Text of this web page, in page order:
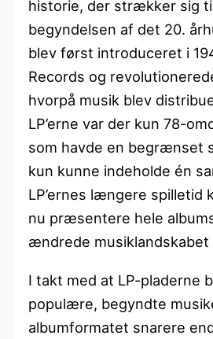
historie, der strækker sig
begyndelsen af det 20.
blev først introduceret i
Records og
hvorpå musik blev
LP’erne var der kun 78-
som havde en begrænset
kun kunne indeholde én
LP’ernes længere spilletid
nu præsentere hele
ændrede musiklandskabet
I takt med at LP-pladerne
populære, begyndte
albumformatet snarere